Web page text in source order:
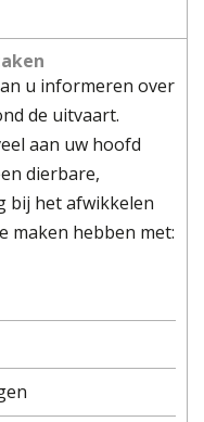
u informeren over
de uitvaart.
aan uw hoofd
dierbare,
bij het afwikkelen
maken hebben met: